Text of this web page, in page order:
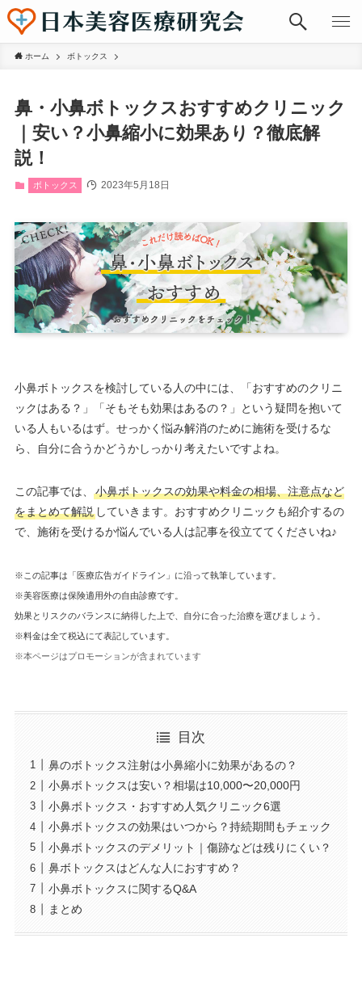
ホーム ボトックス
鼻・小鼻ボトックスおすすめクリニック
｜安い？小鼻縮小に効果あり？徹底解
説！
ボトックス 2023年5月18日
小鼻ボトックスを検討している人の中には、「おすすめのクリニ
ックはある？」「そもそも効果はあるの？」という疑問を抱いて
いる人もいるはず。せっかく悩み解消のために施術を受けるな
ら、自分に合うかどうかしっかり考えたいですよね。
この記事では、
小鼻ボトックスの効果や料金の相場、注意点など
をまとめて解説していきます。おすすめクリニックも紹介するの
で、施術を受けるか悩んでいる人は記事を役立ててくださいね♪
※この記事は「医療広告ガイドライン」に沿って執筆しています。
※美容医療は保険適用外の自由診療です。
効果とリスクのバランスに納得した上で、自分に合った治療を選びましょう。
※料金は全て税込にて表記しています。
※本ページはプロモーションが含まれています
目次
鼻のボトックス注射は小鼻縮小に効果があるの？
小鼻ボトックスは安い？相場は10,000〜20,000円
小鼻ボトックス・おすすめ人気クリニック6選
小鼻ボトックスの効果はいつから？持続期間もチェック
小鼻ボトックスのデメリット｜傷跡などは残りにくい？
鼻ボトックスはどんな人におすすめ？
小鼻ボトックスに関するQ&A
まとめ